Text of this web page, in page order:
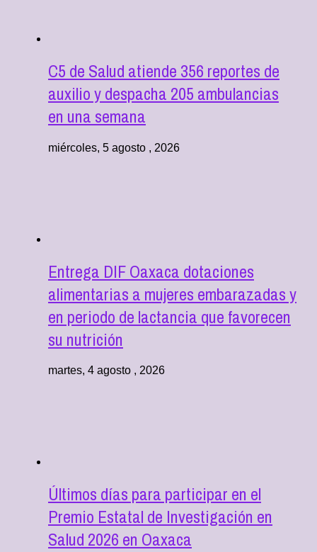
C5 de Salud atiende 356 reportes de
auxilio y despacha 205 ambulancias
en una semana
miércoles, 5 agosto , 2026
Entrega DIF Oaxaca dotaciones
alimentarias a mujeres embarazadas y
en periodo de lactancia que favorecen
su nutrición
martes, 4 agosto , 2026
Últimos días para participar en el
Premio Estatal de Investigación en
Salud 2026 en Oaxaca